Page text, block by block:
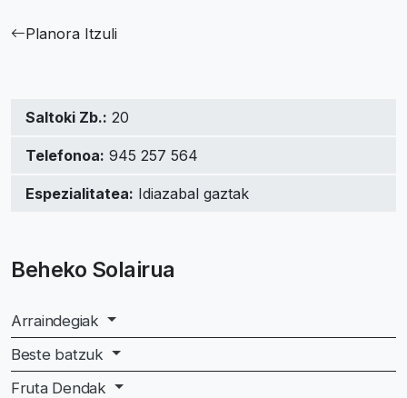
Planora Itzuli
Saltoki Zb.: 20
Telefonoa: 945 257 564
Espezialitatea: Idiazabal gaztak
Beheko Solairua
Arraindegiak
Beste batzuk
Fruta Dendak